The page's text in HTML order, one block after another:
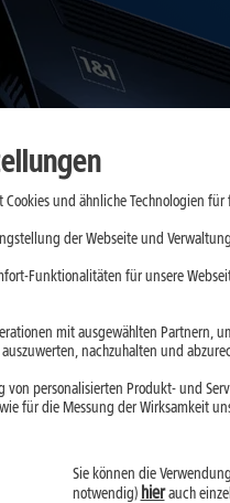
Cookies und ähnliche Technologien für
der Webseite und
Funktionalitäten für unsere
mit ausgewählten Partnern,
nachzuhalten und
von personalisierten Produkt- und
für die Messung der Wirksamkeit
Sie können die
notwendig) hierauch